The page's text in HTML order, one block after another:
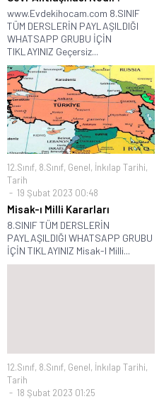
www.Evdekihocam.com 8.SINIF
TÜM DERSLERİN PAYLAŞILDIĞI
WHATSAPP GRUBU İÇİN
TIKLAYINIZ Geçersiz...
12.Sınıf, 8.Sınıf, Genel, İnkılap Tarihi,
Tarih
19 Şubat 2023 00:48
Misak-ı Milli Kararları
8.SINIF TÜM DERSLERİN
PAYLAŞILDIĞI WHATSAPP GRUBU
İÇİN TIKLAYINIZ Misak-I Milli...
12.Sınıf, 8.Sınıf, Genel, İnkılap Tarihi,
Tarih
18 Şubat 2023 01:25